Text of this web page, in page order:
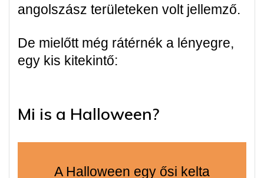
angolszász területeken volt jellemző.
De mielőtt még rátérnék a lényegre,
egy kis kitekintő:
Mi is a Halloween?
A Halloween egy ősi kelta